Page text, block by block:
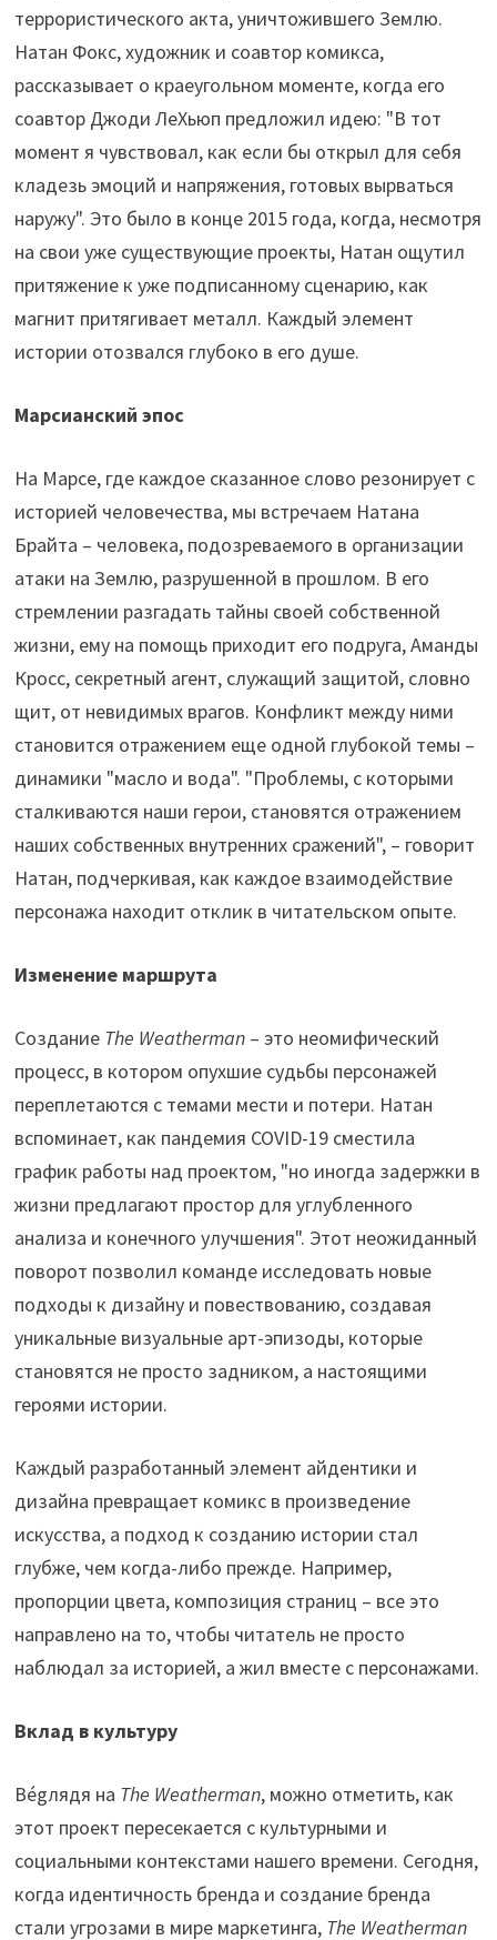
террористического акта, уничтожившего Землю.
Натан Фокс, художник и соавтор комикса,
рассказывает о краеугольном моменте, когда его
соавтор Джоди ЛеХьюп предложил идею: "В тот
момент я чувствовал, как если бы открыл для себя
кладезь эмоций и напряжения, готовых вырваться
наружу". Это было в конце 2015 года, когда, несмотря
на свои уже существующие проекты, Натан ощутил
притяжение к уже подписанному сценарию, как
магнит притягивает металл. Каждый элемент
истории отозвался глубоко в его душе.
Марсианский эпос
На Марсе, где каждое сказанное слово резонирует с
историей человечества, мы встречаем Натана
Брайта – человека, подозреваемого в организации
атаки на Землю, разрушенной в прошлом. В его
стремлении разгадать тайны своей собственной
жизни, ему на помощь приходит его подруга, Аманды
Кросс, секретный агент, служащий защитой, словно
щит, от невидимых врагов. Конфликт между ними
становится отражением еще одной глубокой темы –
динамики "масло и вода". "Проблемы, с которыми
сталкиваются наши герои, становятся отражением
наших собственных внутренних сражений", – говорит
Натан, подчеркивая, как каждое взаимодействие
персонажа находит отклик в читательском опыте.
Изменение маршрута
Создание The Weatherman – это неомифический
процесс, в котором опухшие судьбы персонажей
переплетаются с темами мести и потери. Натан
вспоминает, как пандемия COVID-19 сместила
график работы над проектом, "но иногда задержки в
жизни предлагают простор для углубленного
анализа и конечного улучшения". Этот неожиданный
поворот позволил команде исследовать новые
подходы к дизайну и повествованию, создавая
уникальные визуальные арт-эпизоды, которые
становятся не просто задником, а настоящими
героями истории.
Каждый разработанный элемент айдентики и
дизайна превращает комикс в произведение
искусства, а подход к созданию истории стал
глубже, чем когда-либо прежде. Например,
пропорции цвета, композиция страниц – все это
направлено на то, чтобы читатель не просто
наблюдал за историей, а жил вместе с персонажами.
Вклад в культуру
Вégлядя на The Weatherman, можно отметить, как
этот проект пересекается с культурными и
социальными контекстами нашего времени. Сегодня,
когда идентичность бренда и создание бренда
стали угрозами в мире маркетинга, The Weatherman